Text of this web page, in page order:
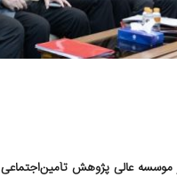
موسسه عالی پژوهش تأمین‌اجتماعی